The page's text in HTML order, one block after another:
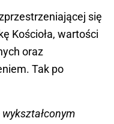
się
Kościoła, wartości
oraz
Tak po
wykształconym